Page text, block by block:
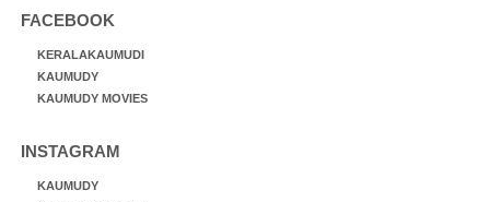
FACEBOOK
KERALAKAUMUDI
KAUMUDY
KAUMUDY MOVIES
INSTAGRAM
KAUMUDY